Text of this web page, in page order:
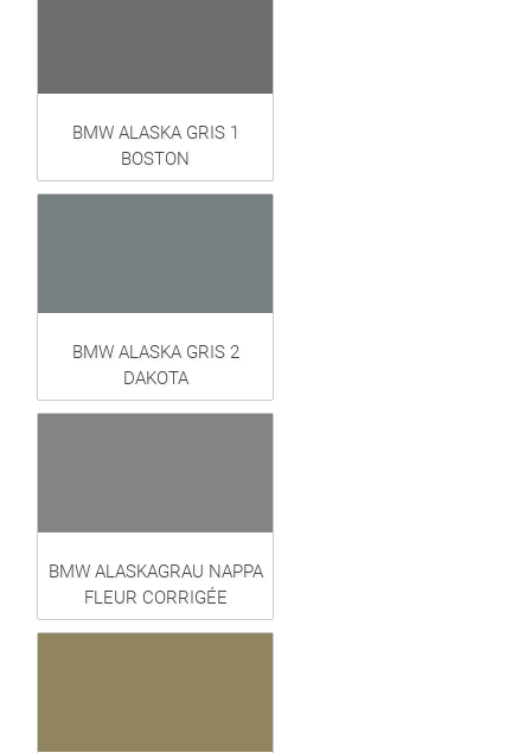
BMW ALASKA GRIS 1
BOSTON
BMW ALASKA GRIS 2
DAKOTA
BMW ALASKAGRAU NAPPA
FLEUR CORRIGÉE